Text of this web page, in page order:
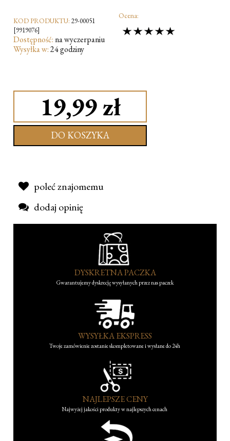
KOD PRODUKTU: 29-00051
[9919076]
Dostępność: na wyczerpaniu
Wysyłka w:24 godziny
Ocena:
19,99 zł
DO KOSZYKA
poleć znajomemu
dodaj opinię
DYSKRETNA PACZKA
Gwarantujemy dyskrecję wysyłanych przez nas paczek
WYSYŁKA EKSPRESS
Twoje zamówienie zostanie skompletowane i wysłane do 24h
NAJLEPSZE CENY
Najwyżej jakości produkty w najlepszych cenach